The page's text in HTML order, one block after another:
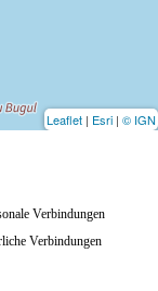
Leaflet | Esri | © IGN